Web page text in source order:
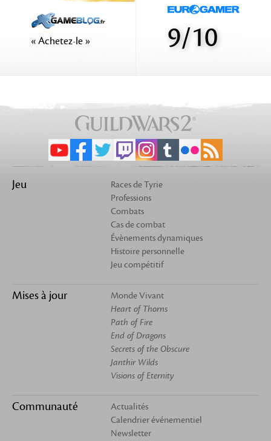
« Achetez-le » 9/10
Jeu
Races de Tyrie
Professions
Combats
Cas de combat
Évènements dynamiques
Histoire personnelle
Jeu compétitif
Mises à jour
Monde Vivant
Heart of Thorns
Path of Fire
End of Dragons
Secrets of the Obscure
Janthir Wilds
Visions of Eternity
Communauté
Actualités
Calendrier événementiel
Newsletter